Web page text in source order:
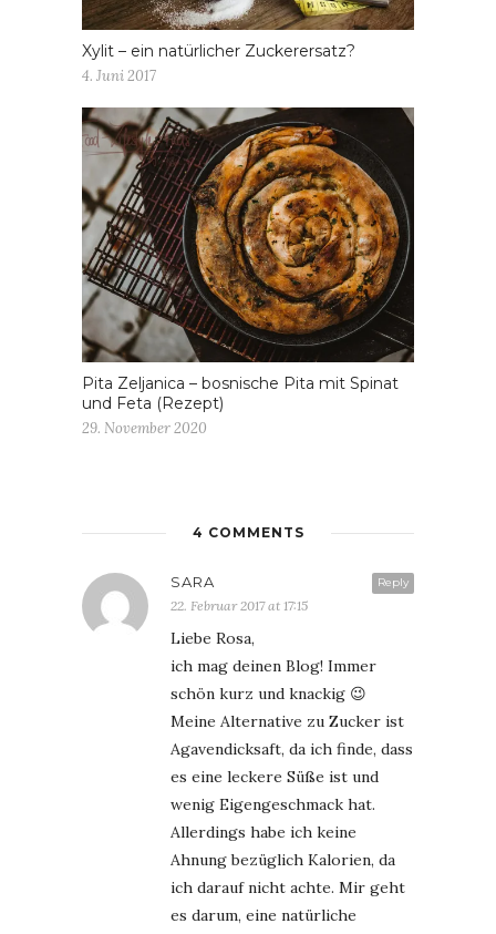
Xylit – ein natürlicher Zuckerersatz?
4. Juni 2017
Pita Zeljanica – bosnische Pita mit Spinat
und Feta (Rezept)
29. November 2020
4 COMMENTS
Reply
SARA
22. Februar 2017 at 17:15
Liebe Rosa,
ich mag deinen Blog! Immer
schön kurz und knackig 😉
Meine Alternative zu Zucker ist
Agavendicksaft, da ich finde, dass
es eine leckere Süße ist und
wenig Eigengeschmack hat.
Allerdings habe ich keine
Ahnung bezüglich Kalorien, da
ich darauf nicht achte. Mir geht
es darum, eine natürliche